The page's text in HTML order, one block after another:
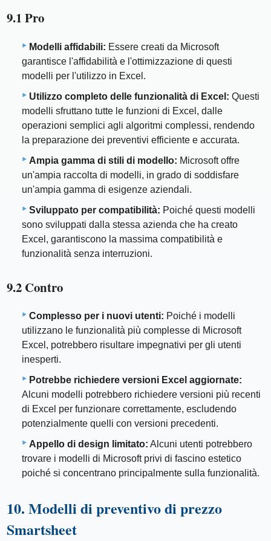
9.1 Pro
Modelli affidabili: Essere creati da Microsoft
garantisce l'affidabilità e l'ottimizzazione di questi
modelli per l'utilizzo in Excel.
Utilizzo completo delle funzionalità di Excel: Questi
modelli sfruttano tutte le funzioni di Excel, dalle
operazioni semplici agli algoritmi complessi, rendendo
la preparazione dei preventivi efficiente e accurata.
Ampia gamma di stili di modello: Microsoft offre
un'ampia raccolta di modelli, in grado di soddisfare
un'ampia gamma di esigenze aziendali.
Sviluppato per compatibilità: Poiché questi modelli
sono sviluppati dalla stessa azienda che ha creato
Excel, garantiscono la massima compatibilità e
funzionalità senza interruzioni.
9.2 Contro
Complesso per i nuovi utenti: Poiché i modelli
utilizzano le funzionalità più complesse di Microsoft
Excel, potrebbero risultare impegnativi per gli utenti
inesperti.
Potrebbe richiedere versioni Excel aggiornate:
Alcuni modelli potrebbero richiedere versioni più recenti
di Excel per funzionare correttamente, escludendo
potenzialmente quelli con versioni precedenti.
Appello di design limitato: Alcuni utenti potrebbero
trovare i modelli di Microsoft privi di fascino estetico
poiché si concentrano principalmente sulla funzionalità.
10. Modelli di preventivo di prezzo
Smartsheet